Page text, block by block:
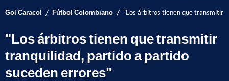
Gol Caracol / Fútbol Colombiano / "Los árbitros tienen que transmitir
"Los árbitros tienen que transmitir
tranquilidad, partido a partido
suceden errores"